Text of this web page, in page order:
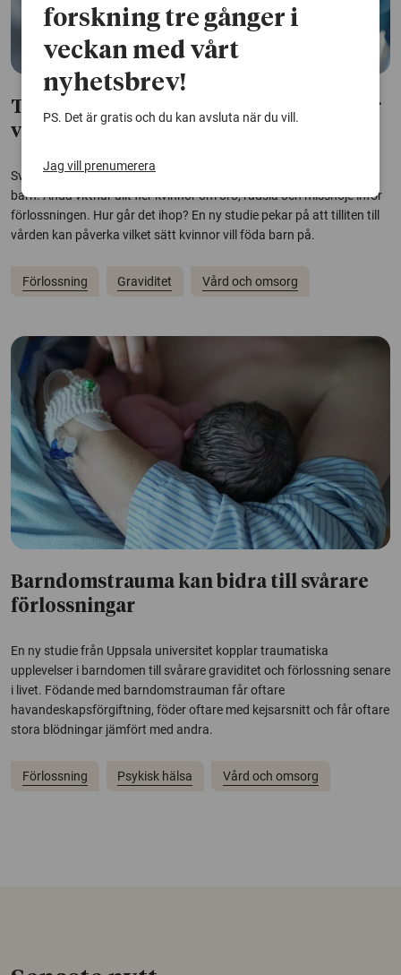
Tilliten till vården påverkar hur kvinnor
vill föda barn
Sverige hör till de länder i världen där det är allra säkrast att föda
barn. Ändå vittnar allt fler kvinnor om oro, rädsla och missnöje inför
förlossningen. Hur går det ihop? En ny studie pekar på att tilliten till
vården kan påverka vilket sätt kvinnor vill föda barn på.
Förlossning Graviditet Vård och omsorg
Barndomstrauma kan bidra till svårare
förlossningar
En ny studie från Uppsala universitet kopplar traumatiska
upplevelser i barndomen till svårare graviditet och förlossning senare
i livet. Födande med barndomstrauman får oftare
havandeskapsförgiftning, föder oftare med kejsarsnitt och får oftare
stora blödningar jämfört med andra.
Förlossning Psykisk hälsa Vård och omsorg
forskning tre gånger i
veckan med vårt
nyhetsbrev!
PS. Det är gratis och du kan avsluta när du vill.
Jag vill prenumerera